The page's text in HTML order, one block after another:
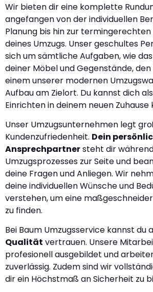
Wir bieten dir eine komplette
angefangen von der individuellen
Planung bis hin zur
deines Umzugs. Unser geschultes
sich um sämtliche Aufgaben, wie
deiner Möbel und Gegenstände,
einem unserer modernen
Aufbau am Zielort. Du kannst dich
Einrichten in deinem neuen
Unser Umzugsunternehmen legt
Kundenzufriedenheit. Dein
Ansprechpartnersteht dir
Umzugsprozesses zur Seite und
deine Fragen und Anliegen. Wir
deine individuellen Wünsche und
verstehen, um eine
zu finden.
Bei Baum Umzugsservice kannst du
Qualität vertrauen. Unsere
profesionell ausgebildet und
zuverlässig. Zudem sind wir
dir ein Höchstmaß an Sicherheit zu